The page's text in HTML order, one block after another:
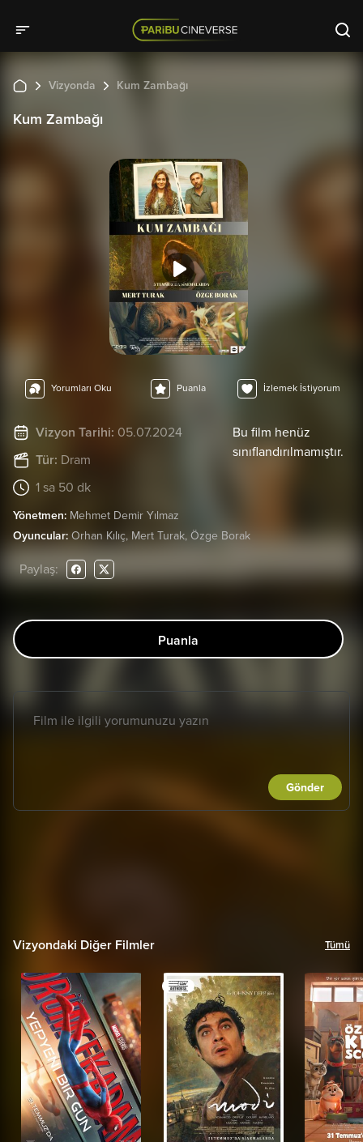
Vizyonda Kum Zambağı
Kum Zambağı
Yorumları Oku Puanla İzlemek İstiyorum
Vizyon Tarihi: 05.07.2024
Tür: Dram
1 sa 50 dk
Bu film henüz
sınıflandırılmamıştır.
Yönetmen: Mehmet Demir Yılmaz
Oyuncular: Orhan Kılıç, Mert Turak, Özge Borak
Paylaş:
Puanla
Gönder
Vizyondaki Diğer Filmler Tümü